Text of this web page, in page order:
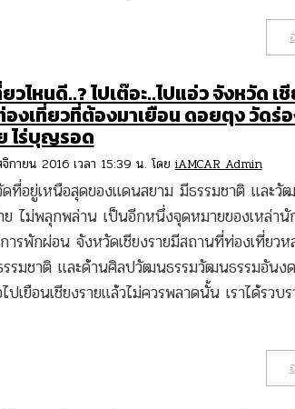
วไหนดี..? ไปเต๊อะ..ไปแอ่ว จังหวัด เ
งเที่ยวที่ต้องมาเยือน ดอยตุง วัดร่
ไร่บุญรอด
กายน 2016 เวลา 15:39 น. โดย iAMCAR Admin
ดที่อยู่เหนือสุดของแดนสยาม มีธรรมชาติ และวั
ย ไม่พลุกพล่าน เป็นอีกหนึ่งจุดหมายของเหล่า
ารพักผ่อน จังหวัดเชียงรายมีสถานที่ท่องเที่ยวห
รมชาติ และด้านศิลปวัฒนธรรมวัฒนธรรมอันง
ปเยือนเชียงรายแล้วไม่ควรพลาดนั้น เราได้รวบ